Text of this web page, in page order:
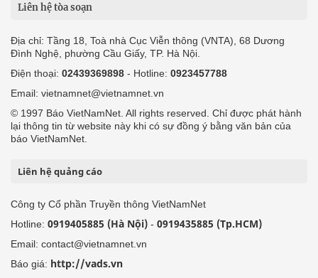
Liên hệ tòa soạn
Địa chỉ: Tầng 18, Toà nhà Cục Viễn thông (VNTA), 68 Dương
Đình Nghệ, phường Cầu Giấy, TP. Hà Nội.
Điện thoại: 02439369898 - Hotline: 0923457788
Email: vietnamnet@vietnamnet.vn
© 1997 Báo VietNamNet. All rights reserved. Chỉ được phát hành
lại thông tin từ website này khi có sự đồng ý bằng văn bản của
báo VietNamNet.
Liên hệ quảng cáo
Công ty Cổ phần Truyền thông VietNamNet
Hotline: 0919405885 (Hà Nội) - 0919435885 (Tp.HCM)
Email: contact@vietnamnet.vn
Báo giá: http://vads.vn